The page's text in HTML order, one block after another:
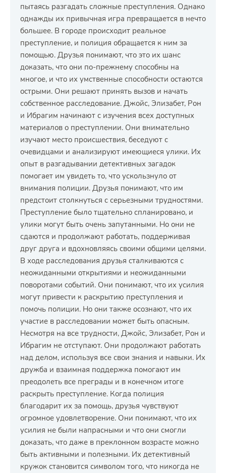
пытаясь разгадать сложные преступления. Однако
однажды их привычная игра превращается в нечто
большее. В городе происходит реальное
преступление, и полиция обращается к ним за
помощью. Друзья понимают, что это их шанс
доказать, что они по-прежнему способны на
многое, и что их умственные способности остаются
острыми. Они решают принять вызов и начать
собственное расследование. Джойс, Элизабет, Рон
и Ибрагим начинают с изучения всех доступных
материалов о преступлении. Они внимательно
изучают место происшествия, беседуют с
очевидцами и анализируют имеющиеся улики. Их
опыт в разгадывании детективных загадок
помогает им увидеть то, что ускользнуло от
внимания полиции. Друзья понимают, что им
предстоит столкнуться с серьезными трудностями.
Преступление было тщательно спланировано, и
улики могут быть очень запутанными. Но они не
сдаются и продолжают работать, поддерживая
друг друга и вдохновляясь своими общими целями.
В ходе расследования друзья сталкиваются с
неожиданными открытиями и неожиданными
поворотами событий. Они понимают, что их усилия
могут привести к раскрытию преступления и
помочь полиции. Но они также осознают, что их
участие в расследовании может быть опасным.
Несмотря на все трудности, Джойс, Элизабет, Рон и
Ибрагим не отступают. Они продолжают работать
над делом, используя все свои знания и навыки. Их
дружба и взаимная поддержка помогают им
преодолеть все преграды и в конечном итоге
раскрыть преступление. Когда полиция
благодарит их за помощь, друзья чувствуют
огромное удовлетворение. Они понимают, что их
усилия не были напрасными и что они смогли
доказать, что даже в преклонном возрасте можно
быть активными и полезными. Их детективный
кружок становится символом того, что никогда не